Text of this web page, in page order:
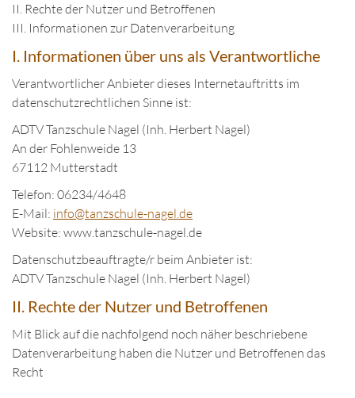
II. Rechte der Nutzer und Betroffenen
III. Informationen zur Datenverarbeitung
I. Informationen über uns als Verantwortliche
Verantwortlicher Anbieter dieses Internetauftritts im
datenschutzrechtlichen Sinne ist:
ADTV Tanzschule Nagel (Inh. Herbert Nagel)
An der Fohlenweide 13
67112 Mutterstadt
Telefon: 06234/4648
E-Mail: info@tanzschule-nagel.de
Website: www.tanzschule-nagel.de
Datenschutzbeauftragte/r beim Anbieter ist:
ADTV Tanzschule Nagel (Inh. Herbert Nagel)
II. Rechte der Nutzer und Betroffenen
Mit Blick auf die nachfolgend noch näher beschriebene
Datenverarbeitung haben die Nutzer und Betroffenen das
Recht